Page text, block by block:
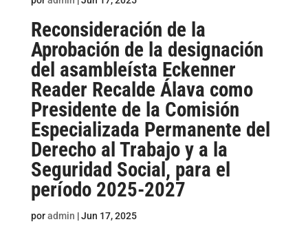
Reconsideración de la
Aprobación de la designación
del asambleísta Eckenner
Reader Recalde Álava como
Presidente de la Comisión
Especializada Permanente del
Derecho al Trabajo y a la
Seguridad Social, para el
período 2025-2027
poradmin |Jun 17, 2025